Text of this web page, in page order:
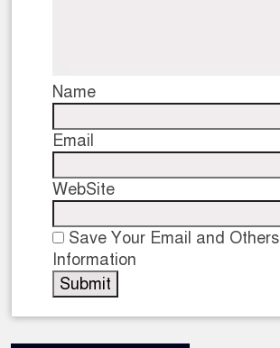
Name
Email
WebSite
Save Your Email and Others
Information